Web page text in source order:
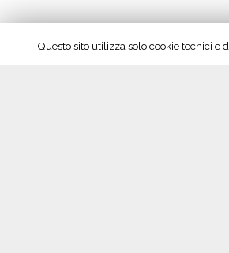
Questo sito utilizza solo cookie tecnici e